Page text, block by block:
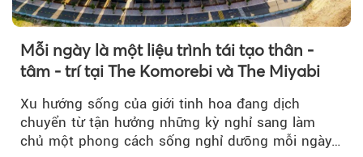
Mỗi ngày là một liệu trình tái tạo thân -
tâm - trí tại The Komorebi và The Miyabi
Xu hướng sống của giới tinh hoa đang dịch
chuyển từ tận hưởng những kỳ nghỉ sang làm
chủ một phong cách sống nghỉ dưỡng mỗi ngày…